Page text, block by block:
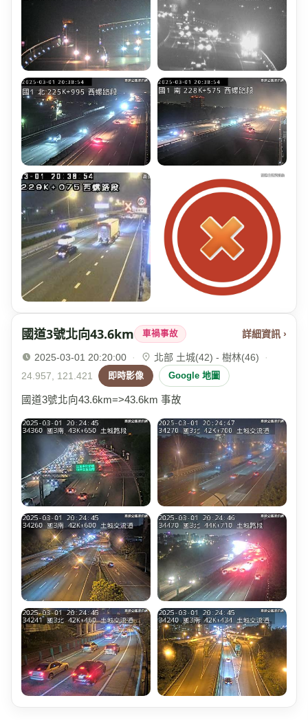
國道3號北向43.6km 車禍事故 詳細資訊 ›
2025-03-01 20:20:00 · 北部 土城(42) - 樹林(46)
·
24.957, 121.421
即時影像 Google 地圖
國道3號北向43.6km=>43.6km 事故